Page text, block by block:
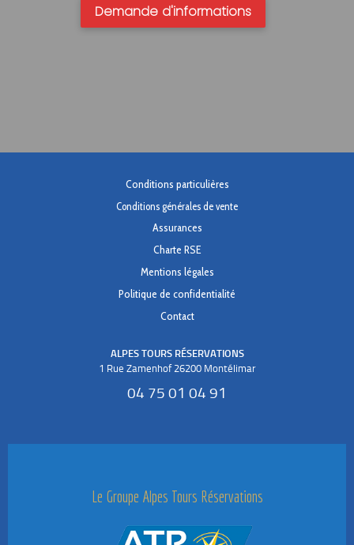
Demande d'informations
Conditions particulières
Conditions générales de vente
Assurances
Charte RSE
Mentions légales
Politique de confidentialité
Contact
ALPES TOURS RÉSERVATIONS
1 Rue Zamenhof 26200 Montélimar
04 75 01 04 91
Le Groupe Alpes Tours Réservations